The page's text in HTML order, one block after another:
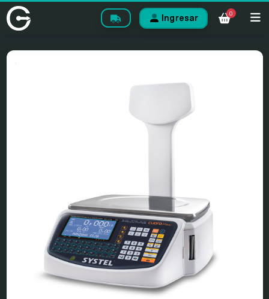
Ingresar
0